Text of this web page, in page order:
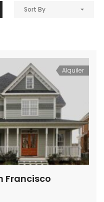
Sort By
Alquiler
Francisco